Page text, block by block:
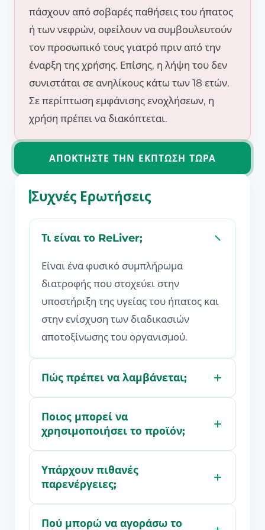
πάσχουν από σοβαρές παθήσεις του ήπατος
ή των νεφρών, οφείλουν να συμβουλευτούν
τον προσωπικό τους γιατρό πριν από την
έναρξη της χρήσης. Επίσης, η λήψη του δεν
συνιστάται σε ανηλίκους κάτω των 18 ετών.
Σε περίπτωση εμφάνισης ενοχλήσεων, η
χρήση πρέπει να διακόπτεται.
ΑΠΟΚΤΉΣΤΕ ΤΗΝ ΈΚΠΤΩΣΗ ΤΏΡΑ
Συχνές Ερωτήσεις
Τι είναι το ReLiver;
Είναι ένα φυσικό συμπλήρωμα
διατροφής που στοχεύει στην
υποστήριξη της υγείας του ήπατος και
στην ενίσχυση των διαδικασιών
αποτοξίνωσης του οργανισμού.
Πώς πρέπει να λαμβάνεται;
Ποιος μπορεί να
χρησιμοποιήσει το προϊόν;
Υπάρχουν πιθανές
παρενέργειες;
Πού μπορώ να αγοράσω το